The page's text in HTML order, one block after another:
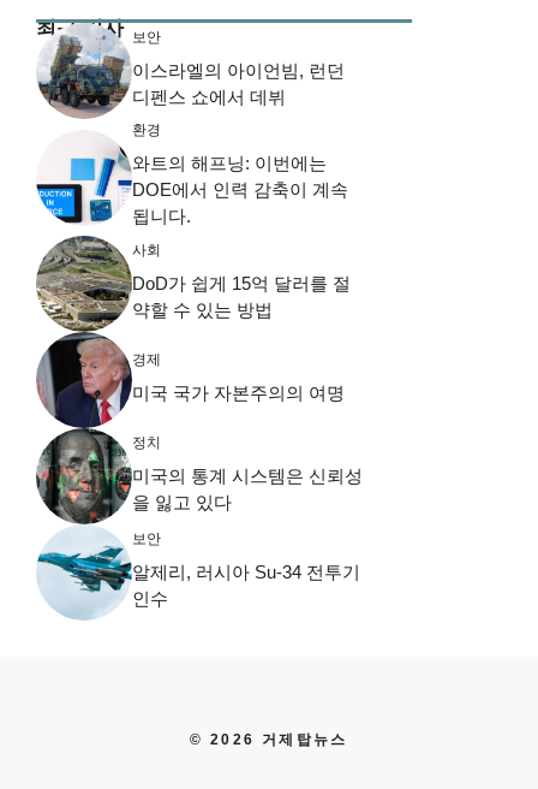
최근 기사 보안
이스라엘의 아이언빔, 런던
디펜스 쇼에서 데뷔
환경
와트의 해프닝: 이번에는
DOE에서 인력 감축이 계속
됩니다.
사회
DoD가 쉽게 15억 달러를 절
약할 수 있는 방법
경제
미국 국가 자본주의의 여명
정치
미국의 통계 시스템은 신뢰성
을 잃고 있다
보안
알제리, 러시아 Su-34 전투기
인수
© 2026 거제탑뉴스